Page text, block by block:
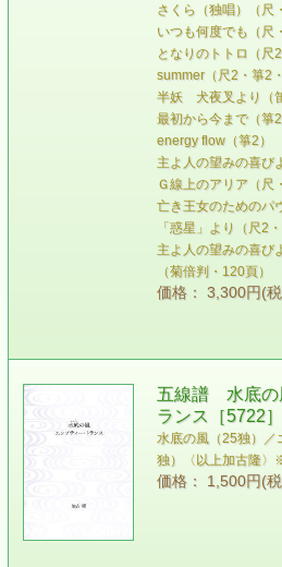
さくら（独唱）（尺
いつも何度でも（尺
となりのトトロ（尺
summer（尺2・箏2・
半妖 犬夜叉より（
最初から今まで（箏2
energy flow（箏2）
主よ人の望みの喜び
Ｇ線上のアリア（尺
亡き王女のためのパ
「惑星」より（尺2
主よ人の望みの喜び
（菊倍判・120頁）
価格： 3,300円(
五線譜 水底の
ランス［5722］
水底の風（25独）／
独）〈以上加古隆〉
価格： 1,500円(